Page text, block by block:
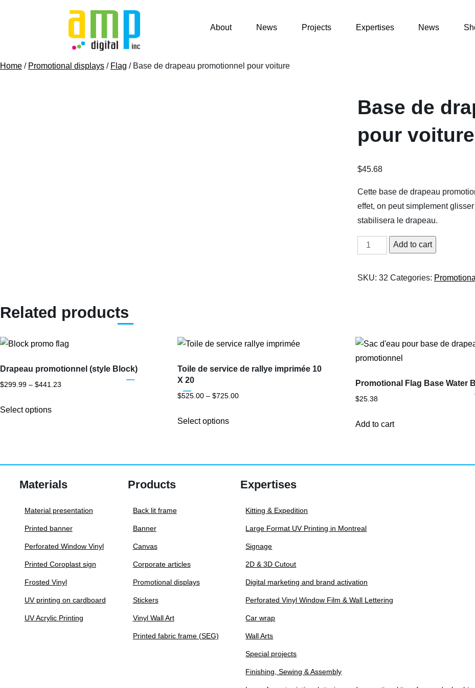
About News Projects Expertises News
Home / Promotional displays / Flag / Base de drapeau promotionnel pour voiture
Base de
pour voiture
$45.68
Cette base de drapeau
effet, on peut simplement
stabilisera le drapeau.
Base
de
Add to cart
SKU: 32 Categories:
Related products
Drapeau promotionnel (style Block)
$299.99 – $441.23
Select options
options
be
chosen
on
page
Toile de service de rallye imprimée 10
X 20
$525.00 – $725.00Price
Select options
The
product
page
Promotional Flag Base Water
$25.38
Add to cart
Materials
Material presentation
Printed banner
Perforated Window Vinyl
Printed Coroplast sign
Frosted Vinyl
UV printing on cardboard
UV Acrylic Printing
Products
Back lit frame
Banner
Canvas
Corporate articles
Promotional displays
Stickers
Vinyl Wall Art
Printed fabric frame (SEG)
Expertises
Kitting & Expedition
Large Format UV Printing in Montreal
Signage
2D & 3D Cutout
Digital marketing and brand activation
Perforated Vinyl Window Film & Wall Lettering
Car wrap
Wall Arts
Special projects
Finishing, Sewing & Assembly